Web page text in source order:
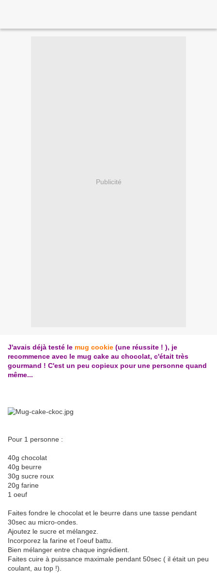
Publicité
J'avais déjà testé le mug cookie (une réussite ! ), je
recommence avec le mug cake au chocolat, c'était très
gourmand ! C'est un peu copieux pour une personne quand
même...
Pour 1 personne :
40g chocolat
40g beurre
30g sucre roux
20g farine
1 oeuf
Faites fondre le chocolat et le beurre dans une tasse pendant
30sec au micro-ondes.
Ajoutez le sucre et mélangez.
Incorporez la farine et l'oeuf battu.
Bien mélanger entre chaque ingrédient.
Faites cuire à puissance maximale pendant 50sec ( il était un peu
coulant, au top !).